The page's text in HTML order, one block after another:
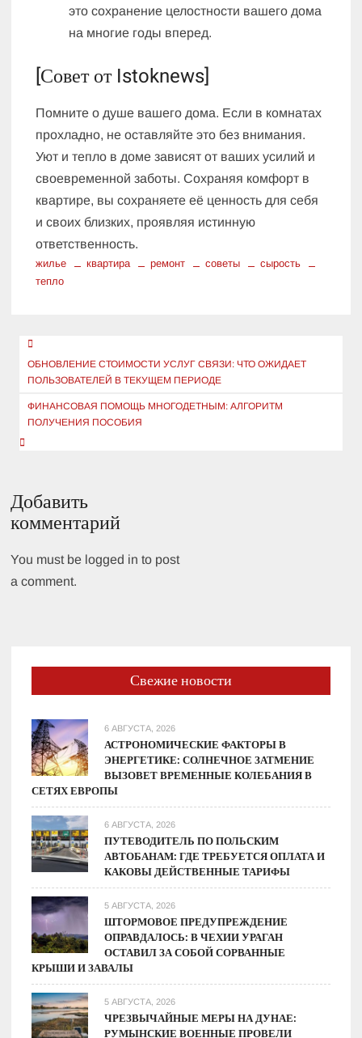
это сохранение целостности вашего дома
на многие годы вперед.
[Совет от Istoknews]
Помните о душе вашего дома. Если в комнатах
прохладно, не оставляйте это без внимания.
Уют и тепло в доме зависят от ваших усилий и
своевременной заботы. Сохраняя комфорт в
квартире, вы сохраняете её ценность для себя
и своих близких, проявляя истинную
ответственность.
жилье квартира ремонт советы
сырость
тепло
Навигация
по
записям
ОБНОВЛЕНИЕ СТОИМОСТИ УСЛУГ СВЯЗИ: ЧТО ОЖИДАЕТ
ПОЛЬЗОВАТЕЛЕЙ В ТЕКУЩЕМ ПЕРИОДЕ
ФИНАНСОВАЯ ПОМОЩЬ МНОГОДЕТНЫМ: АЛГОРИТМ
ПОЛУЧЕНИЯ ПОСОБИЯ
Добавить
комментарий
You must be logged in to post
a comment.
Свежие новости
6 АВГУСТА, 2026
АСТРОНОМИЧЕСКИЕ ФАКТОРЫ В
ЭНЕРГЕТИКЕ: СОЛНЕЧНОЕ ЗАТМЕНИЕ
ВЫЗОВЕТ ВРЕМЕННЫЕ КОЛЕБАНИЯ В
СЕТЯХ ЕВРОПЫ
6 АВГУСТА, 2026
ПУТЕВОДИТЕЛЬ ПО ПОЛЬСКИМ
АВТОБАНАМ: ГДЕ ТРЕБУЕТСЯ ОПЛАТА И
КАКОВЫ ДЕЙСТВЕННЫЕ ТАРИФЫ
5 АВГУСТА, 2026
ШТОРМОВОЕ ПРЕДУПРЕЖДЕНИЕ
ОПРАВДАЛОСЬ: В ЧЕХИИ УРАГАН
ОСТАВИЛ ЗА СОБОЙ СОРВАННЫЕ
КРЫШИ И ЗАВАЛЫ
5 АВГУСТА, 2026
ЧРЕЗВЫЧАЙНЫЕ МЕРЫ НА ДУНАЕ:
РУМЫНСКИЕ ВОЕННЫЕ ПРОВЕЛИ